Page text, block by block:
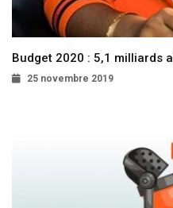
Budget 2020 : 5,1 milliards
25 novembre 2019